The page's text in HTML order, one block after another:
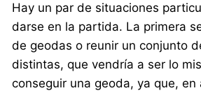
Hay un par de situaciones
darse en la partida. La primera
de geodas o reunir un conjunto
distintas, que vendría a ser lo
conseguir una geoda, ya que, en